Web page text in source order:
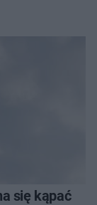
się kąpać